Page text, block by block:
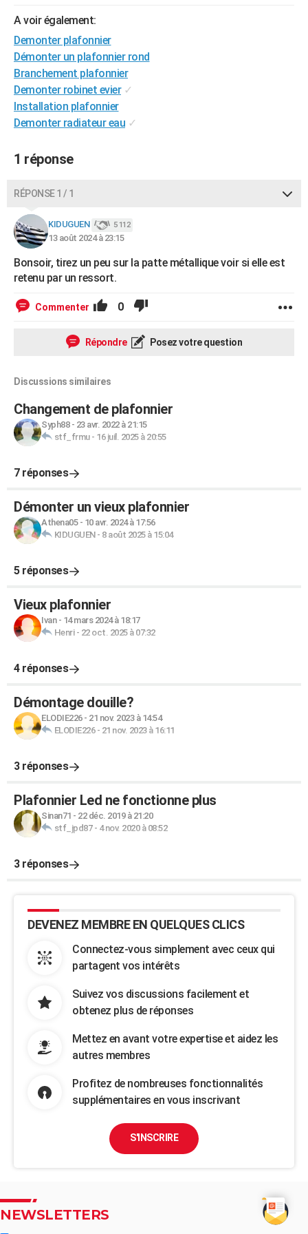
A voir également:
Demonter plafonnier
Démonter un plafonnier rond
Branchement plafonnier
Demonter robinet evier ✓
Installation plafonnier
Demonter radiateur eau ✓
1 réponse
RÉPONSE 1 / 1
KIDUGUEN 5 112
13 août 2024 à 23:15
Bonsoir, tirez un peu sur la patte métallique voir si elle est
retenu par un ressort.
Commenter 0
Répondre Posez votre question
Discussions similaires
Changement de plafonnier
Syph88- 23 avr. 2022 à 21:15
stf_frmu- 16 juil. 2025 à 20:55
7 réponses
Démonter un vieux plafonnier
Athena05- 10 avr. 2024 à 17:56
KIDUGUEN- 8 août 2025 à 15:04
5 réponses
Vieux plafonnier
Ivan- 14 mars 2024 à 18:17
Henri- 22 oct. 2025 à 07:32
4 réponses
Démontage douille?
ELODIE226- 21 nov. 2023 à 14:54
ELODIE226- 21 nov. 2023 à 16:11
3 réponses
Plafonnier Led ne fonctionne plus
Sinan71 - 22 déc. 2019 à 21:20
stf_jpd87- 4 nov. 2020 à 08:52
3 réponses
DEVENEZ MEMBRE EN QUELQUES CLICS
Connectez-vous simplement avec ceux qui
partagent vos intérêts
Suivez vos discussions facilement et
obtenez plus de réponses
Mettez en avant votre expertise et aidez les
autres membres
Profitez de nombreuses fonctionnalités
supplémentaires en vous inscrivant
S'INSCRIRE
NEWSLETTERS